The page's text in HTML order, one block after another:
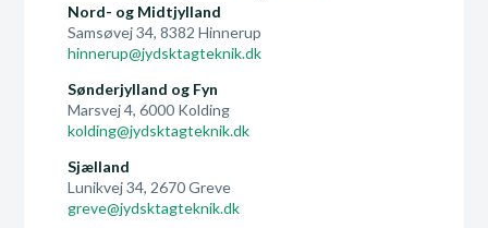
Nord- og Midtjylland
Samsøvej 34, 8382 Hinnerup
hinnerup@jydsktagteknik.dk
Sønderjylland og Fyn
Marsvej 4, 6000 Kolding
kolding@jydsktagteknik.dk
Sjælland
Lunikvej 34, 2670 Greve
greve@jydsktagteknik.dk